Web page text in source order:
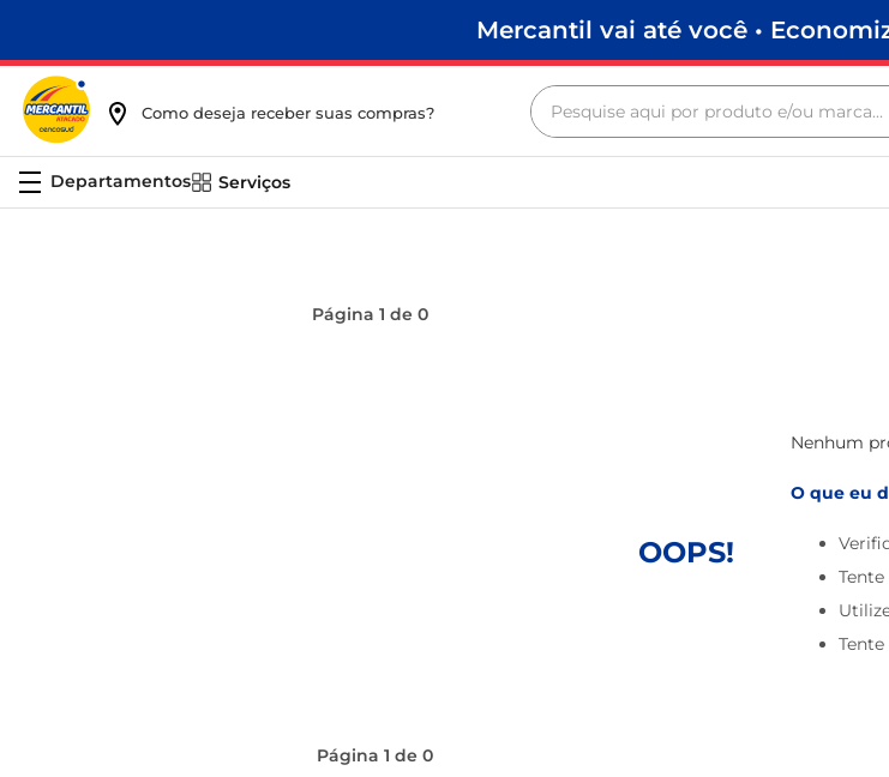
Mercantil vai até você •
Como deseja receber suas compras?
Pesquise aqui por produto e/ou
Serviços
Página 1 de 0
OOPS!
Nenhum
O que eu
Página 1 de 0